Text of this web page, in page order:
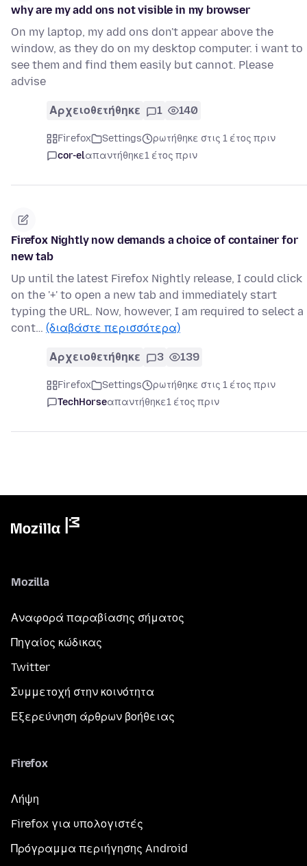
why are my add ons not visible in my browser
On my laptop, my add ons don't appear above the
window, as they do on my desktop computer. i want to
see them and find them easily but cannot. Please
advise
Αρχειοθετήθηκε 1 140
Firefox Settings
ρωτήθηκε στις 1 έτος πριν
cor-elαπαντήθηκε1 έτος πριν
Firefox Nightly now demands a choice of container for
new tab
Up until the latest Firefox Nightly release, I could click
on the '+' to open a new tab and immediately start
typing the URL. Now, however, I am required to select a
cont… (διαβάστε περισσότερα)
Αρχειοθετήθηκε 3 139
Firefox Settings
ρωτήθηκε στις 1 έτος πριν
TechHorseαπαντήθηκε1 έτος πριν
Mozilla
Αναφορά παραβίασης σήματος
Πηγαίος κώδικας
Twitter
Συμμετοχή στην κοινότητα
Εξερεύνηση άρθρων βοήθειας
Firefox
Λήψη
Firefox για υπολογιστές
Πρόγραμμα περιήγησης Android